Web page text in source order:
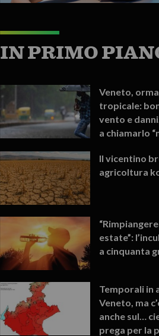
IN PRIMO
Veneto,
tropicale:
vento e
a chiamarlo
Il vicentino
agricoltura
estate”:
a cinquanta
Temporali in
Veneto, ma
anche sul…
prega per la